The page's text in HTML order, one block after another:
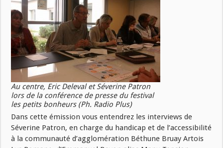
Au centre, Eric Deleval et Séverine Patron
lors de la conférence de presse du festival
les petits bonheurs (Ph. Radio Plus)
Dans cette émission vous entendrez les interviews de
Séverine Patron, en charge du handicap et de l’accessibilité
à la communauté d’agglomération Béthune Bruay Artois